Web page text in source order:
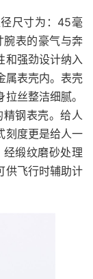
尺寸为：45毫
腕表的豪气与奔
和强劲设计纳入
属表壳内。表壳
丝整洁细腻。
钢表壳。给人
刻度更是给人一
缎纹磨砂处理
供飞行时辅助计